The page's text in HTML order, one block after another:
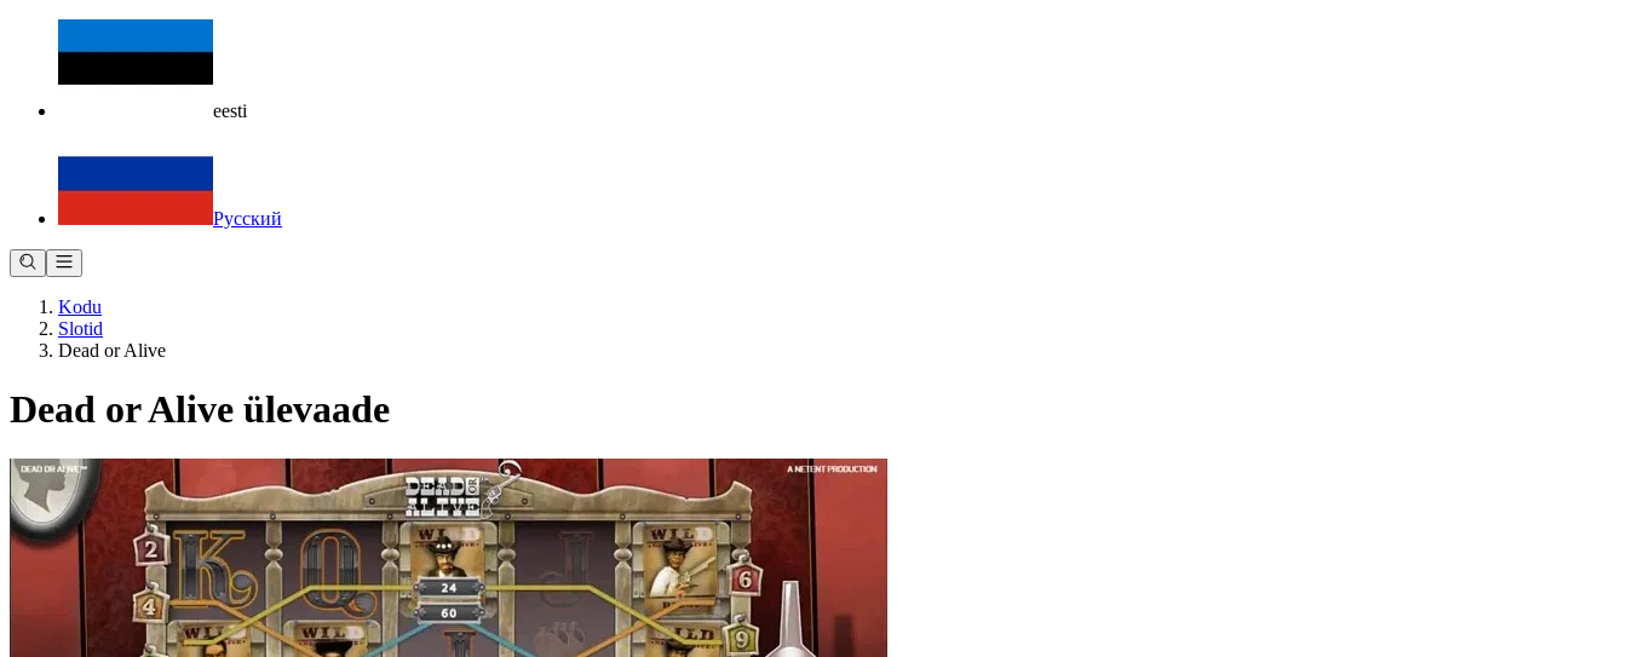
eesti
Русский
Kodu
Slotid
Dead or Alive
Dead or Alive ülevaade